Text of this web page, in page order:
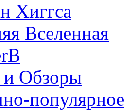
Хиггса
Вселенная
и Обзоры
популярное